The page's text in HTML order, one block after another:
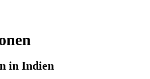
in Indien